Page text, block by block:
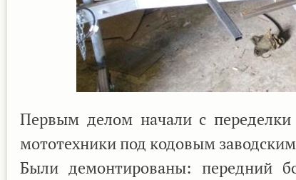
Первым делом начали с
мототехники под кодовым
Были демонтированы: передний